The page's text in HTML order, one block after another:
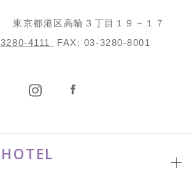
東京都港区高輪３丁目１９－１７
4111 FAX: 03-3280-8001